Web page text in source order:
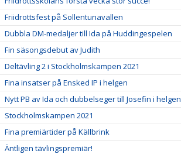
Friidrottsfest på Sollentunavallen
Dubbla DM-medaljer till Ida på Huddingespelen
Fin säsongsdebut av Judith
Deltävling 2 i Stockholmskampen 2021
Fina insatser på Ensked IP i helgen
Nytt PB av Ida och dubbelseger till Josefin i helgen
Stockholmskampen 2021
Fina premiärtider på Källbrink
Äntligen tävlingspremiär!